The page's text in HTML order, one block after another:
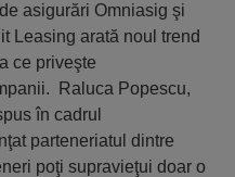
asigurări Omniasig şi
Leasing arată noul trend
ce priveşte
Raluca Popescu,
în cadrul
parteneriatul dintre
poţi supravieţui doar o